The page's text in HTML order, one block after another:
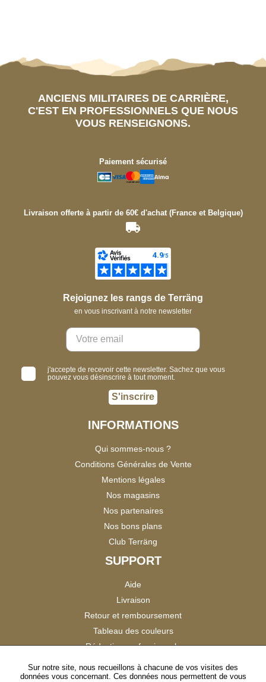
ANCIENS MILITAIRES DE CARRIÈRE,
C'EST EN PROFESSIONNELS QUE NOUS
VOUS RENSEIGNONS.
Paiement sécurisé
Livraison offerte à partir de 60€ d'achat (France et Belgique)
Rejoignez les rangs de Terräng
en vous inscrivant à notre newsletter
j'accepte de recevoir cette newsletter. Sachez que vous
pouvez vous désinscrire à tout moment.
S'inscrire
INFORMATIONS
Qui sommes-nous ?
Conditions Générales de Vente
Mentions légales
Nos magasins
Nos partenaires
Nos bons plans
Club Terräng
SUPPORT
Aide
Livraison
Retour et remboursement
Tableau des couleurs
Réduction professionnels
Satisfaction Clients
Sur notre site, nous recueillons à chacune de vos visites des
données vous concernant. Ces données nous permettent de vous